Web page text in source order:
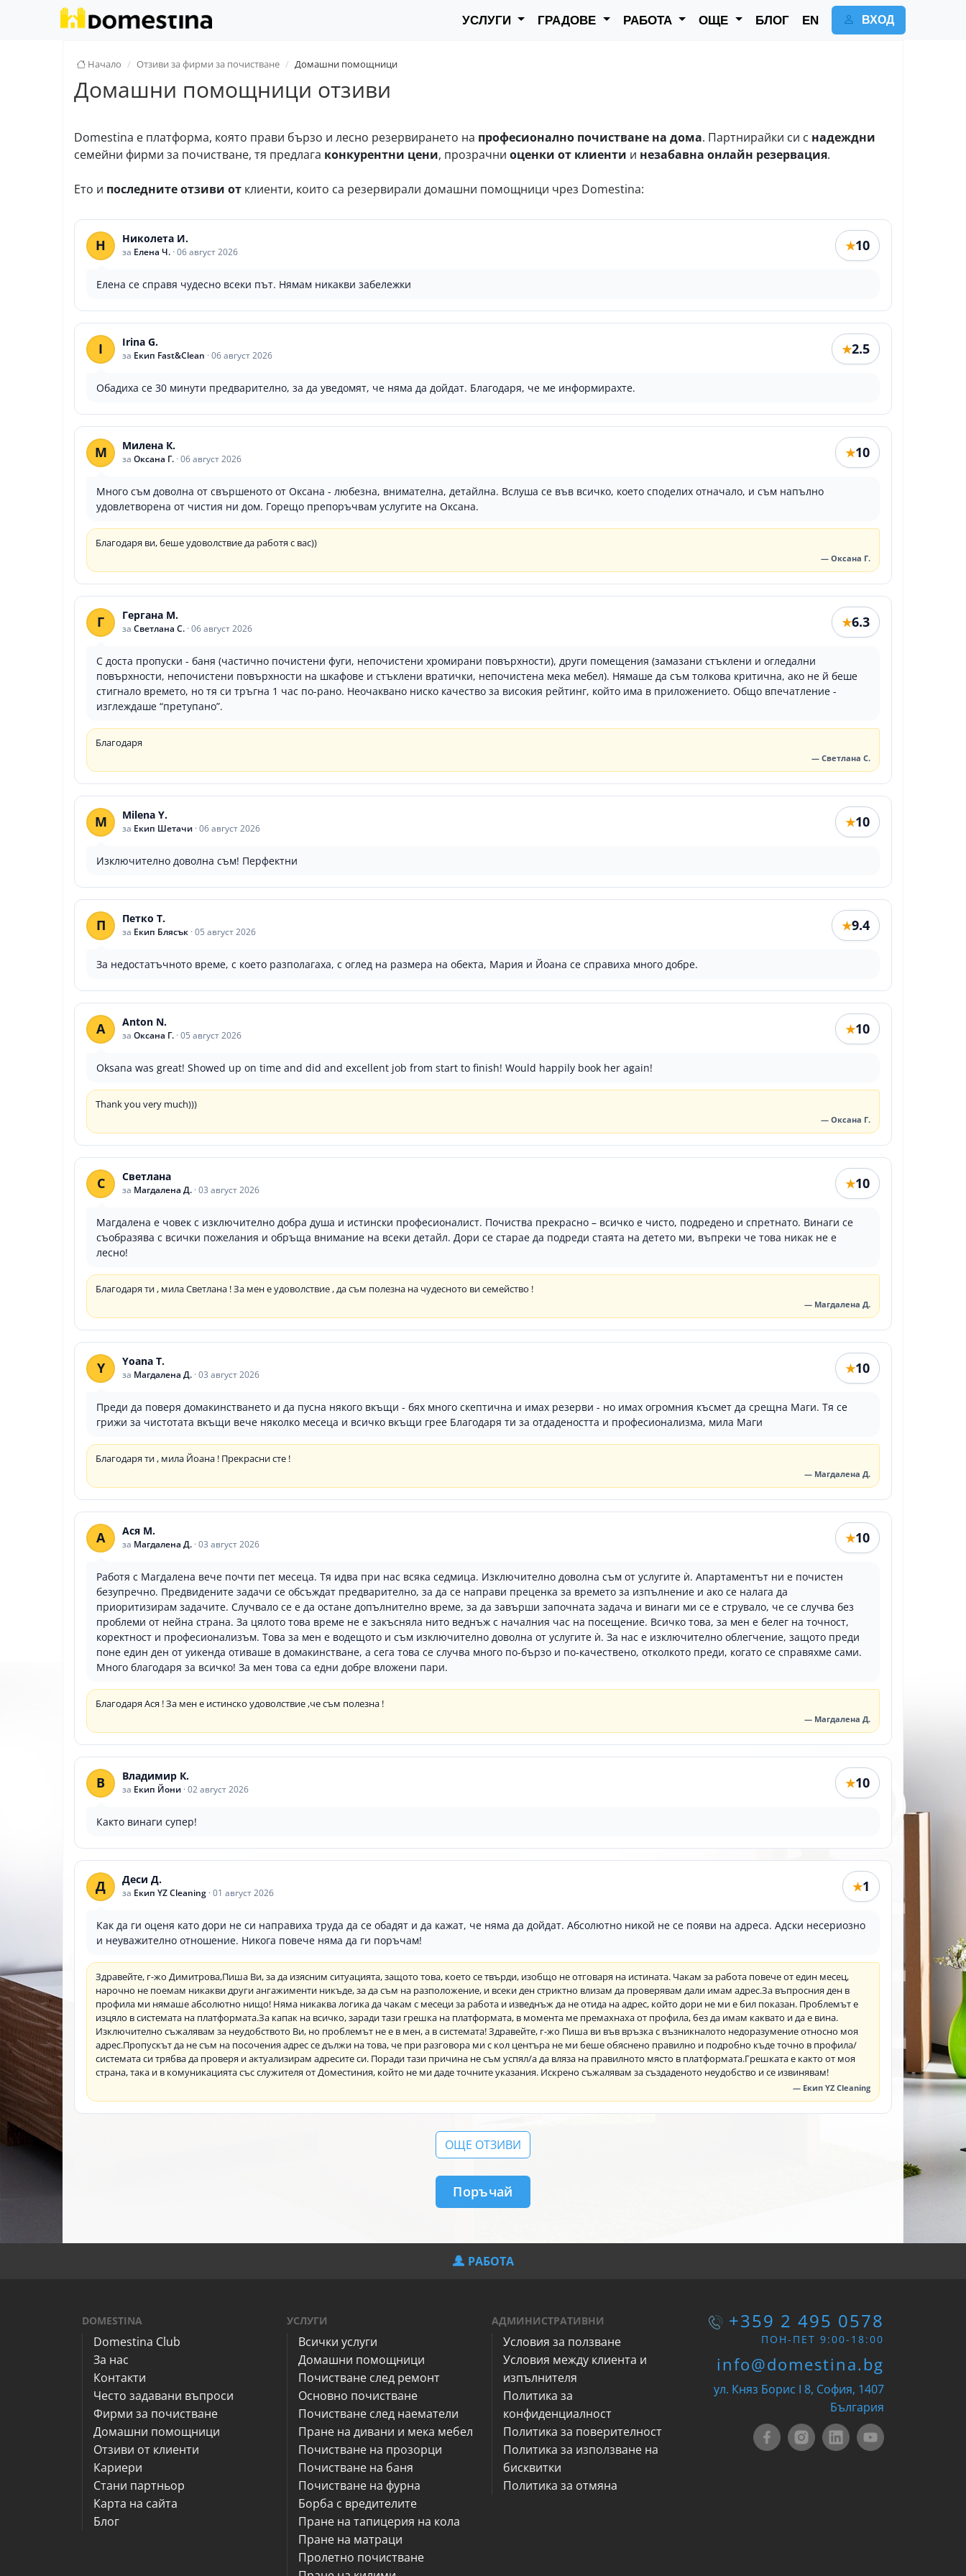
УСЛУГИ ГРАДОВЕ РАБОТА ОЩЕ БЛОГ EN ВХОД
Начало Отзиви за фирми за почистване Домашни помощници
Домашни помощници отзиви
Domestina е платформа, която прави бързо и лесно резервирането на професионално почистване на дома. Партнирайки си с надеждни
семейни фирми за почистване, тя предлага конкурентни цени, прозрачни оценки от клиенти и незабавна онлайн резервация.
Ето и последните отзиви от клиенти, които са резервирали домашни помощници чрез Domestina:
Н Николета И.
за Елена Ч. ·06 август 2026 ★10
Елена се справя чудесно всеки път. Нямам никакви забележки
I Irina G.
за Екип Fast&Clean ·06 август 2026 ★2.5
Обадиха се 30 минути предварително, за да уведомят, че няма да дойдат. Благодаря, че ме информирахте.
М Милена К.
за Оксана Г. ·06 август 2026 ★10
Много съм доволна от свършеното от Оксана - любезна, внимателна, детайлна. Вслуша се във всичко, което споделих отначало, и съм напълно
удовлетворена от чистия ни дом. Горещо препоръчвам услугите на Оксана.
Благодаря ви, беше удоволствие да работя с вас))
— Оксана Г.
Г Гергана М.
за Светлана С. ·06 август 2026 ★6.3
С доста пропуски - баня (частично почистени фуги, непочистени хромирани повърхности), други помещения (замазани стъклени и огледални
повърхности, непочистени повърхности на шкафове и стъклени вратички, непочистена мека мебел). Нямаше да съм толкова критична, ако не й беше
стигнало времето, но тя си тръгна 1 час по-рано. Неочаквано ниско качество за високия рейтинг, който има в приложението. Общо впечатление -
изглеждаше “претупано”.
Благодаря
— Светлана С.
M Milena Y.
за Екип Шетачи ·06 август 2026 ★10
Изключително доволна съм! Перфектни
П Петко Т.
за Екип Блясък ·05 август 2026 ★9.4
За недостатъчното време, с което разполагаха, с оглед на размера на обекта, Мария и Йоана се справиха много добре.
A Anton N.
за Оксана Г. ·05 август 2026 ★10
Oksana was great! Showed up on time and did and excellent job from start to finish! Would happily book her again!
Thank you very much)))
— Оксана Г.
С Светлана
за Магдалена Д. ·03 август 2026 ★10
Магдалена е човек с изключително добра душа и истински професионалист. Почиства прекрасно – всичко е чисто, подредено и спретнато. Винаги се
съобразява с всички пожелания и обръща внимание на всеки детайл. Дори се старае да подреди стаята на детето ми, въпреки че това никак не е
лесно!
Благодаря ти , мила Светлана ! За мен е удоволствие , да съм полезна на чудесното ви семейство !
— Магдалена Д.
Y Yoana T.
за Магдалена Д. ·03 август 2026 ★10
Преди да поверя домакинстването и да пусна някого вкъщи - бях много скептична и имах резерви - но имах огромния късмет да срещна Маги. Тя се
грижи за чистотата вкъщи вече няколко месеца и всичко вкъщи грее Благодаря ти за отдадеността и професионализма, мила Маги
Благодаря ти , мила Йоана ! Прекрасни сте !
— Магдалена Д.
А Ася М.
за Магдалена Д. ·03 август 2026 ★10
Работя с Магдалена вече почти пет месеца. Тя идва при нас всяка седмица. Изключително доволна съм от услугите ѝ. Апартаментът ни е почистен
безупречно. Предвидените задачи се обсъждат предварително, за да се направи преценка за времето за изпълнение и ако се налага да
приоритизирам задачите. Случвало се е да остане допълнително време, за да завърши започната задача и винаги ми се е струвало, че се случва без
проблеми от нейна страна. За цялото това време не е закъсняла нито веднъж с началния час на посещение. Всичко това, за мен е белег на точност,
коректност и професионализъм. Това за мен е водещото и съм изключително доволна от услугите ѝ. За нас е изключително облегчение, защото преди
поне един ден от уикенда отиваше в домакинстване, а сега това се случва много по-бързо и по-качествено, отколкото преди, когато се справяхме сами.
Много благодаря за всичко! За мен това са едни добре вложени пари.
Благодаря Ася ! За мен е истинско удоволствие ,че съм полезна !
— Магдалена Д.
В Владимир К.
за Екип Йони ·02 август 2026 ★10
Както винаги супер!
Д Деси Д.
за Екип YZ Cleaning ·01 август 2026 ★1
Как да ги оценя като дори не си направиха труда да се обадят и да кажат, че няма да дойдат. Абсолютно никой не се появи на адреса. Адски несериозно
и неуважително отношение. Никога повече няма да ги поръчам!
Здравейте, г-жо Димитрова, ​Пиша Ви, за да изясним ситуацията, защото това, което се твърди, изобщо не отговаря на истината. Чакам за работа повече от един месец,
нарочно не поемам никакви други ангажименти никъде, за да съм на разположение, и всеки ден стриктно влизам да проверявам дали имам адрес. ​За въпросния ден в
профила ми нямаше абсолютно нищо! Няма никаква логика да чакам с месеци за работа и изведнъж да не отида на адрес, който дори не ми е бил показан. Проблемът е
изцяло в системата на платформата. ​За капак на всичко, заради тази грешка на платформата, в момента ме премахнаха от профила, без да имам каквато и да е вина.
Изключително съжалявам за неудобството Ви, но проблемът не е в мен, а в системата! Здравейте, г-жо Пиша ви във връзка с възникналото недоразумение относно моя
адрес. ​Пропускът да не съм на посочения адрес се дължи на това, че при разговора ми с кол центъра не ми беше обяснено правилно и подробно къде точно в профила/
системата си трябва да проверя и актуализирам адресите си. Поради тази причина не съм успял/а да вляза на правилното място в платформата. ​Грешката е както от моя
страна, така и в комуникацията със служителя от Доместиния, който не ми даде точните указания. Искрено съжалявам за създаденото неудобство и се извинявам!
— Екип YZ Cleaning
ОЩЕ ОТЗИВИ
Поръчай
РАБОТА
DOMESTINA
Domestina Club
За нас
Контакти
Често задавани въпроси
Фирми за почистване
Домашни помощници
Отзиви от клиенти
Кариери
Стани партньор
Карта на сайта
Блог
УСЛУГИ
Всички услуги
Домашни помощници
Почистване след ремонт
Основно почистване
Почистване след наематели
Пране на дивани и мека мебел
Почистване на прозорци
Почистване на баня
Почистване на фурна
Борба с вредителите
Пране на тапицерия на кола
Пране на матраци
Пролетно почистване
АДМИНИСТРАТИВНИ
Условия за ползване
Условия между клиента и
изпълнителя
Политика за
конфиденциалност
Политика за поверителност
Политика за използване на
бисквитки
Политика за отмяна
+359 2 495 0578
ПОН-ПЕТ 9:00-18:00
info@domestina.bg
ул. Княз Борис I 8, София, 1407
България